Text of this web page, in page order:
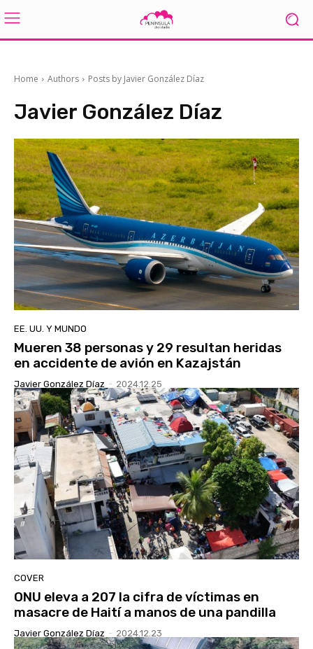
Home Authors Posts by Javier González Díaz
Javier González Díaz
EE. UU. Y MUNDO
Mueren 38 personas y 29 resultan heridas
en accidente de avión en Kazajstán
Javier González Díaz - 2024.12.25
COVER
ONU eleva a 207 la cifra de víctimas en
masacre de Haití a manos de una pandilla
Javier González Díaz - 2024.12.23